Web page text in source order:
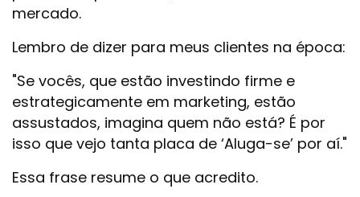
mercado.
Lembro de dizer para meus clientes na época:
"Se vocês, que estão investindo firme e
estrategicamente em marketing, estão
assustados, imagina quem não está? É por
isso que vejo tanta placa de ‘Aluga-se’ por aí."
Essa frase resume o que acredito.